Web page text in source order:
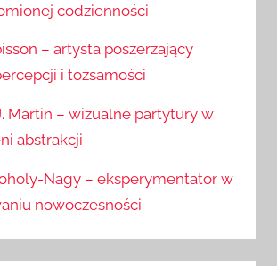
codzienności
– artysta poszerzający
i tożsamości
Martin – wizualne partytury w
abstrakcji
Nagy – eksperymentator w
nowoczesności